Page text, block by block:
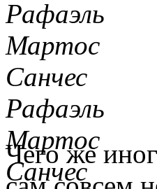
Чего же